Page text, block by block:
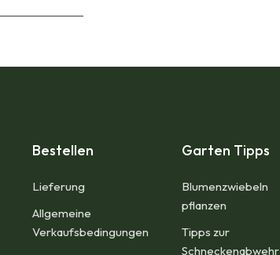
Bestellen
Lieferung
Allgemeine
Verkaufsbedingungen​
Garten Tipps
Blumenzwiebeln
pflanzen
Tipps zur
Schneckenabwehr